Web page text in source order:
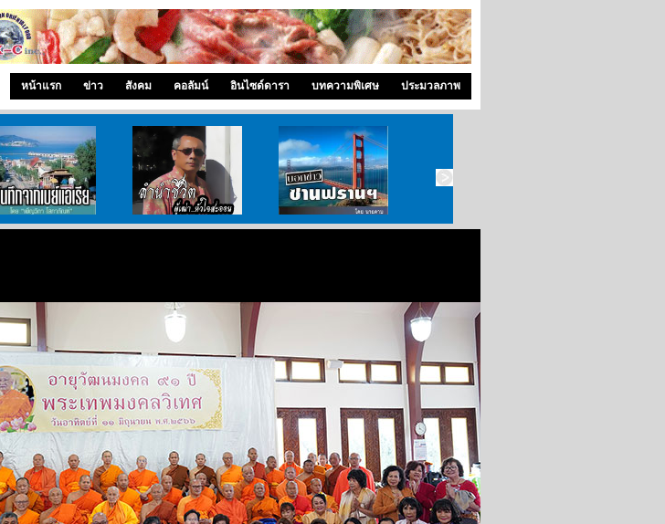
หน้าแรก ข่าว สังคม คอลัมน์ อินไซด์ดารา บทความพิเศษ ประมวลภาพ
บันทึกจากเบย์เอเรีย ลำนำ..ชีวิต บอกข่าว ซานฟราน ท่องไปใน San Francisco